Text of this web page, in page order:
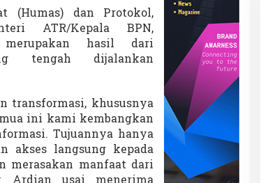
(Humas) dan Protokol,
ATR/Kepala BPN,
hasil dari
tengah dijalankan
transformasi, khususnya
ini kami kembangkan
Tujuannya hanya
akses langsung kepada
merasakan manfaat dari